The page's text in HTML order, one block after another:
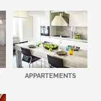
APPARTEMENTS